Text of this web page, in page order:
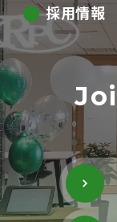
採用情報